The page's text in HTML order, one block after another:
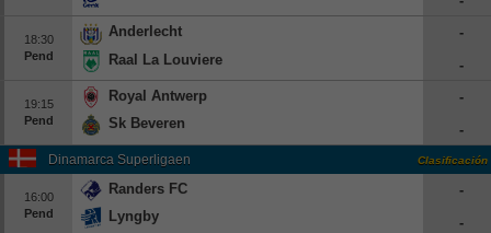
18:30
Pend
Anderlecht
Raal La Louviere
-
-
19:15
Pend
Royal Antwerp
Sk Beveren
-
-
Dinamarca Superligaen Clasificación
16:00
Pend
Randers FC
Lyngby
-
-